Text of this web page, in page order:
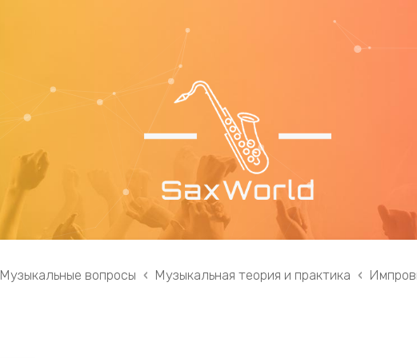
Музыкальные вопросы Музыкальная теория и практика